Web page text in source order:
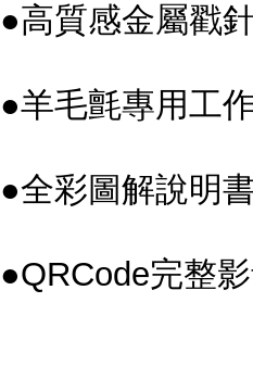
●高質感金屬戳
●羊毛氈專用工
●全彩圖解說明
●QRCode完整